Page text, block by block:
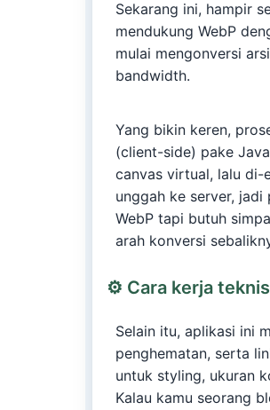
Sekarang ini, hampir
mendukung WebP
mulai mengonversi
bandwidth.
Yang bikin keren,
(client-side) pake
canvas virtual, lalu di-
unggah ke server,
WebP tapi butuh
arah konversi
⚙️ Cara kerja
Selain itu, aplikasi ini
penghematan, serta
untuk styling, ukuran
Kalau kamu seorang